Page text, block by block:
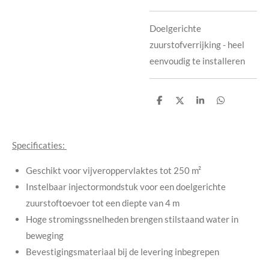
Doelgerichte
zuurstofverrijking - heel
eenvoudig te installeren
D
D
S
D
Specificaties:
Geschikt voor vijveroppervlaktes tot 250 m²
Instelbaar injectormondstuk voor een doelgerichte
zuurstoftoevoer tot een diepte van 4 m
Hoge stromingssnelheden brengen stilstaand water in
beweging
Bevestigingsmateriaal bij de levering inbegrepen